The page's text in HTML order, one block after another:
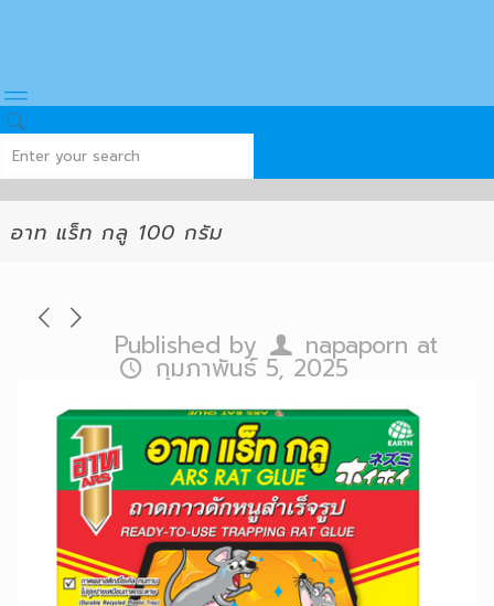
อาท แร็ท กลู 100 กรัม
Published by napaporn at
กุมภาพันธ์ 5, 2025